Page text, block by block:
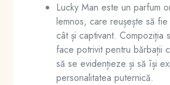
Lucky Man este un parfum
lemnos, care reușește să
cât și captivant. Compoziția
face potrivit pentru bărbații
să se evidențieze și să își
personalitatea puternică.